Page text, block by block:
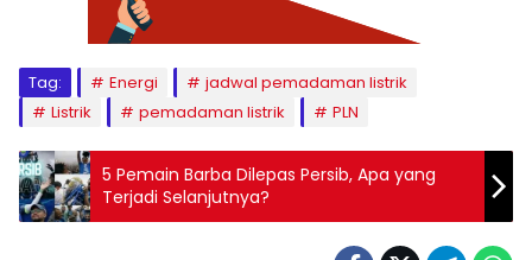
Tag: Energi
jadwal pemadaman listrik
Listrik
pemadaman listrik PLN
5 Pemain Barba Dilepas Persib, Apa yang
Terjadi Selanjutnya?